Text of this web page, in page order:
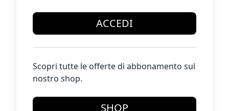
ACCEDI
Scopri tutte le offerte di abbonamento sul
nostro shop.
SHOP